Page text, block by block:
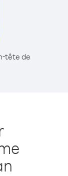
tête de